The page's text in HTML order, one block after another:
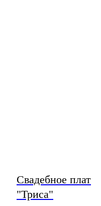
Свадебное платье
"Триса"